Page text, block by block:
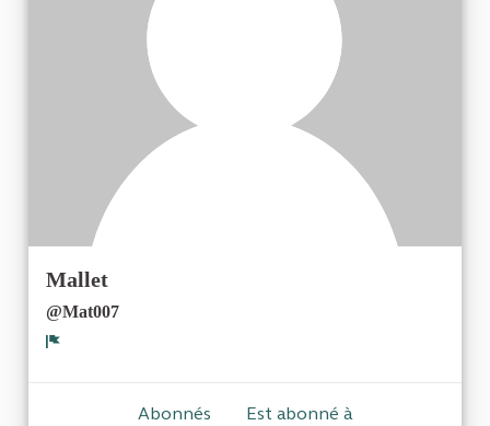
Mallet
@Mat007
Abonnés Est abonné à